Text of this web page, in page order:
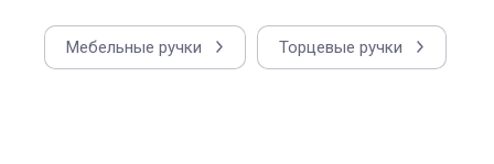
Мебельные ручки Торцевые ручки